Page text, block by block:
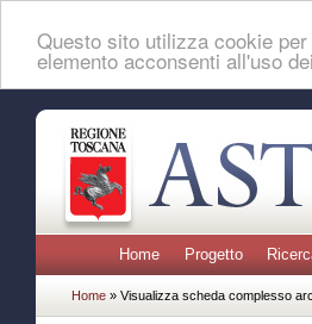
Questo sito utilizza cookie
elemento acconsenti all'uso
Home Progetto
Home » Visualizza scheda complesso